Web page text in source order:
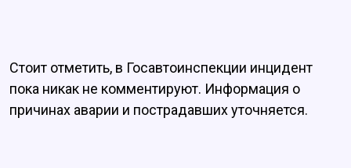
Стоит отметить, в Госавтоинспекции инцидент
пока никак не комментируют. Информация о
причинах аварии и пострадавших уточняется.